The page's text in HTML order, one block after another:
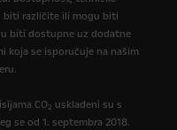
biti različite ili mogu biti
biti dostupne uz dodatne
koja se isporučuje na našim
CO2 usklađeni su s
se od 1. septembra 2018.